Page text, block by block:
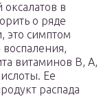
в
о ряде
это симптом
витаминов В, А,
Ее
распада